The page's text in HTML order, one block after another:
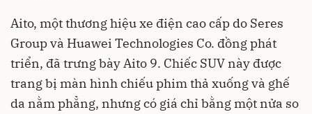
Aito, một thương hiệu xe điện cao cấp do Seres
Group và Huawei Technologies Co. đồng phát
triển, đã trưng bày Aito 9. Chiếc SUV này được
trang bị màn hình chiếu phim thả xuống và ghế
da nằm phẳng, nhưng có giá chỉ bằng một nửa so